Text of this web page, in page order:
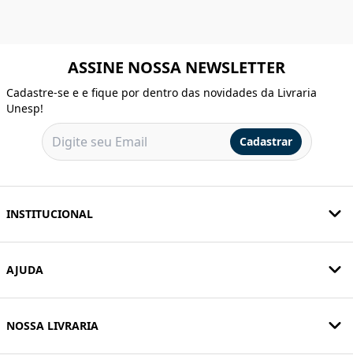
ASSINE NOSSA NEWSLETTER
Cadastre-se e e fique por dentro das novidades da Livraria
Unesp!
Cadastrar
INSTITUCIONAL
AJUDA
NOSSA LIVRARIA